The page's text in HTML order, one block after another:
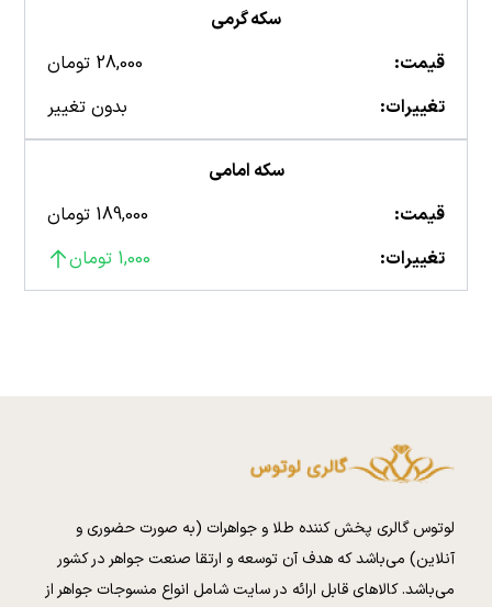
سکه گرمی
قیمت:
28,000 تومان
تغییرات:
بدون تغییر
سکه امامی
قیمت:
189,000 تومان
تغییرات:
1,000 تومان
لوتوس گالری پخش کننده طلا و جواهرات (به صورت حضوری و
آنلاین) می‌باشد که هدف آن توسعه و ارتقا صنعت جواهر در کشور
می‌باشد. کالا‌های قابل ارائه در سایت شامل انواع منسوجات جواهر از